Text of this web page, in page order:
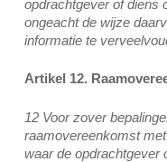
opdrachtgever of diens
ongeacht de wijze
informatie te
Artikel 12.
12 Voor zover
raamovereenkomst
waar de opdrachtgever